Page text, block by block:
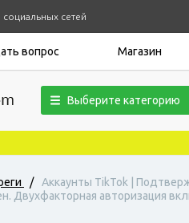
социальных сетей
вопрос Магазин
Выберите категорию
/
Аккаунты TikTok |
Двухфакторная авторизация